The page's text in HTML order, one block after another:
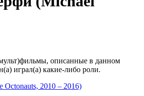
описанные в данном
играл(а) какие-либо роли.
Octonauts, 2010 – 2016)